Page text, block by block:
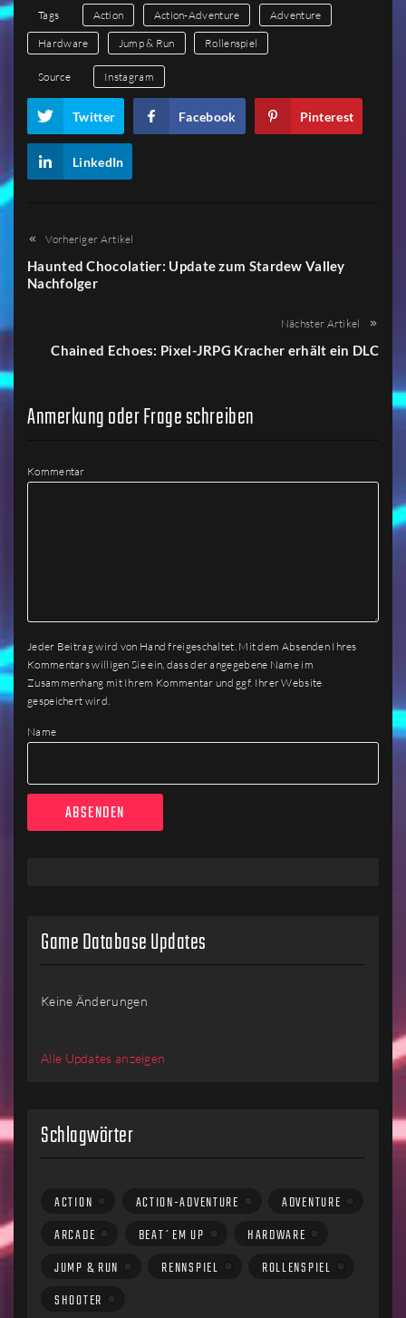
Tags Action Action-Adventure Adventure
Hardware Jump & Run Rollenspiel
Source Instagram
Twitter Facebook Pinterest
LinkedIn
Vorheriger Artikel
Haunted Chocolatier: Update zum Stardew Valley
Nachfolger
Nächster Artikel
Chained Echoes: Pixel-JRPG Kracher erhält ein DLC
Anmerkung oder Frage schreiben
Kommentar
Jeder Beitrag wird von Hand freigeschaltet. Mit dem Absenden Ihres
Kommentars willigen Sie ein, dass der angegebene Name im
Zusammenhang mit Ihrem Kommentar und ggf. Ihrer Website
gespeichert wird.
Name
Game Database Updates
Keine Änderungen
Alle Updates anzeigen
Schlagwörter
ACTION ACTION-ADVENTURE
ADVENTURE
ARCADE
BEAT´EM UP
HARDWARE
JUMP & RUN
RENNSPIEL
ROLLENSPIEL
SHOOTER